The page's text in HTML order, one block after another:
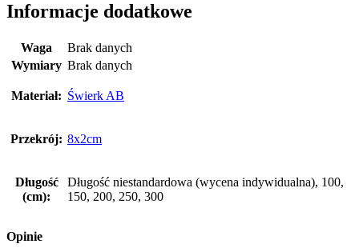
Informacje dodatkowe
Waga
Brak danych
Wymiary Brak danych
Materiał: Świerk AB
Przekrój: 8x2cm
Długość
(cm):
Długość niestandardowa (wycena indywidualna), 100,
150, 200, 250, 300
Opinie